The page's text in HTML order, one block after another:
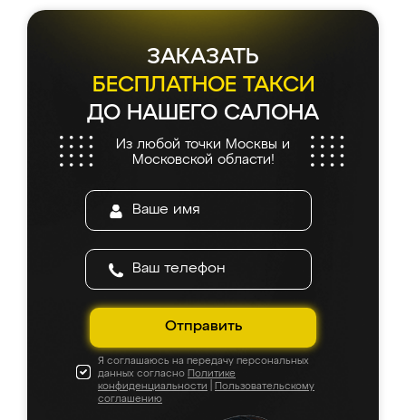
ЗАКАЗАТЬ
БЕСПЛАТНОЕ ТАКСИ
ДО НАШЕГО САЛОНА
Из любой точки Москвы и
Московской области!
Отправить
Я соглашаюсь на передачу персональных
данных согласно Политике
конфиденциальности
Пользовательскому
соглашению